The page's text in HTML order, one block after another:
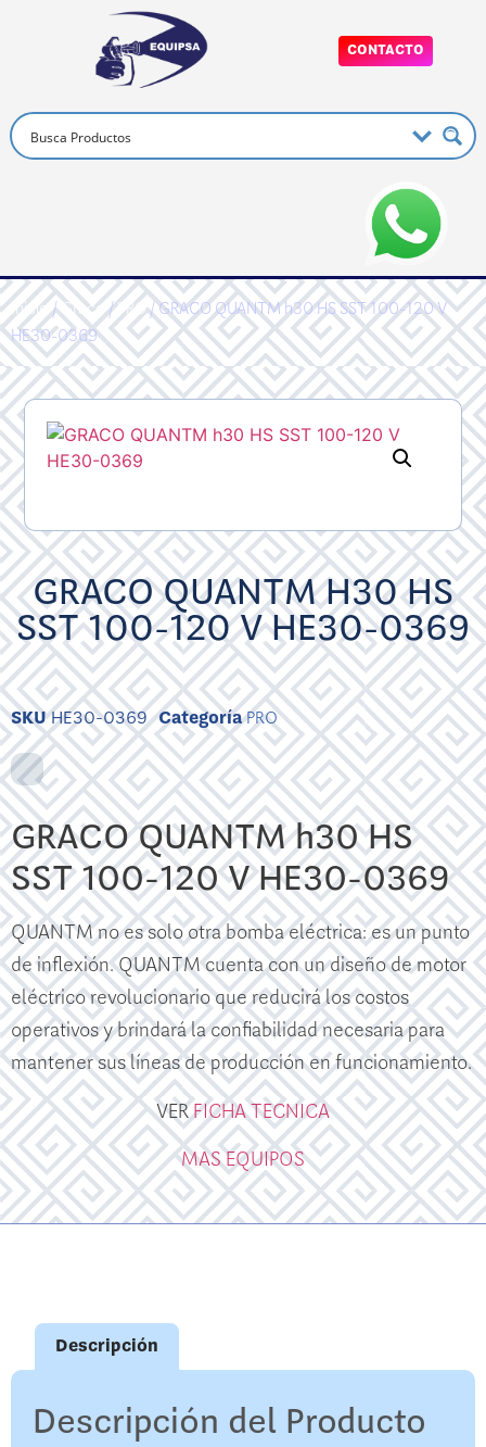
CONTACTO
Inicio/Graco/PRO/ GRACO QUANTM h30 HS SST 100-120 V
HE30-0369
GRACO QUANTM H30 HS
SST 100-120 V HE30-0369
SKUHE30-0369 CategoríaPRO
GRACO QUANTM h30 HS
SST 100-120 V HE30-0369
QUANTM no es solo otra bomba eléctrica: es un punto
de inflexión. QUANTM cuenta con un diseño de motor
eléctrico revolucionario que reducirá los costos
operativos y brindará la confiabilidad necesaria para
mantener sus líneas de producción en funcionamiento.
VERFICHA TECNICA
MAS EQUIPOS
Descripción
Descripción del Producto